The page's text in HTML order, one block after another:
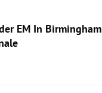
EM In Birmingham